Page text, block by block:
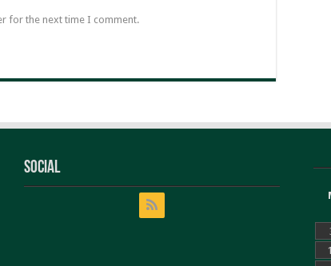
for the next time I comment.
Social